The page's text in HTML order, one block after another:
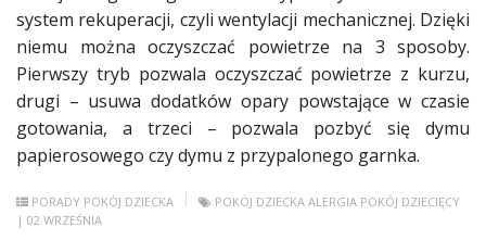
system rekuperacji, czyli wentylacji mechanicznej. Dzięki
niemu można oczyszczać powietrze na 3 sposoby.
Pierwszy tryb pozwala oczyszczać powietrze z kurzu,
drugi – usuwadodatków opary powstające w czasie
gotowania, a trzeci – pozwala pozbyć się dymu
papierosowego czy dymu z przypalonego garnka.
PORADY POKÓJ DZIECKA POKÓJ DZIECKA ALERGIA POKÓJ DZIECIĘCY
| 02 WRZEŚNIA